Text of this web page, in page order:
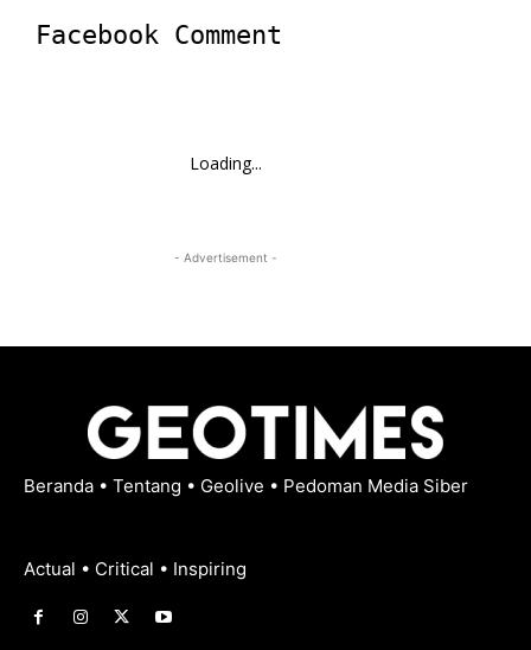
Facebook Comment
Loading...
- Advertisement -
Beranda • Tentang • Geolive • Pedoman Media Siber
Actual • Critical • Inspiring